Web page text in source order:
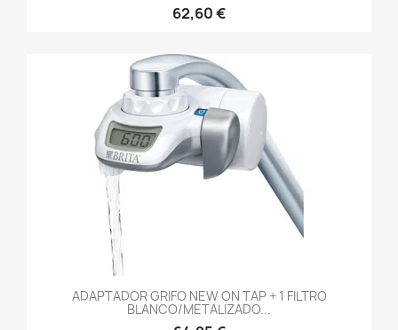
62,60 €
ADAPTADOR GRIFO NEW ON TAP + 1 FILTRO
BLANCO/METALIZADO...